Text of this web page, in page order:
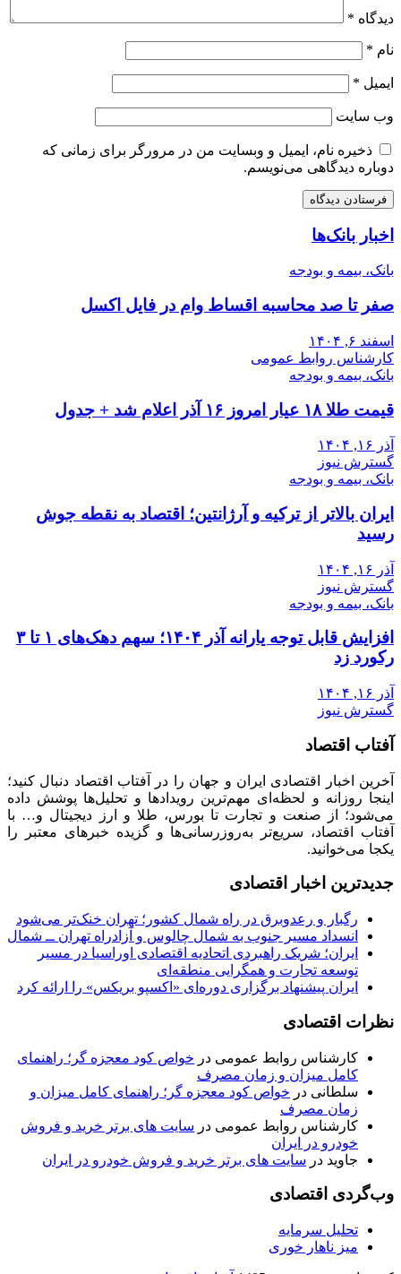
دیدگاه *
نام *
ایمیل *
وب‌ سایت
ذخیره نام، ایمیل و وبسایت من در مرورگر برای زمانی که
دوباره دیدگاهی می‌نویسم.
اخبار بانک‌ها
بانک، بیمه و بودجه
صفر تا صد محاسبه اقساط وام در فایل اکسل
اسفند ۶, ۱۴۰۴
کارشناس روابط عمومی
بانک، بیمه و بودجه
قیمت طلا ۱۸ عیار امروز ۱۶ آذر اعلام شد + جدول
آذر ۱۶, ۱۴۰۴
گسترش نیوز
بانک، بیمه و بودجه
ایران بالاتر از ترکیه و آرژانتین؛ اقتصاد به نقطه جوش
رسید
آذر ۱۶, ۱۴۰۴
گسترش نیوز
بانک، بیمه و بودجه
افزایش قابل توجه یارانه آذر ۱۴۰۴؛ سهم دهک‌های ۱ تا ۳
رکورد زد
آذر ۱۶, ۱۴۰۴
گسترش نیوز
آفتاب اقتصاد
آخرین اخبار اقتصادی ایران و جهان را در آفتاب اقتصاد دنبال کنید؛
اینجا روزانه و لحظه‌ای مهم‌ترین رویدادها و تحلیل‌ها پوشش داده
می‌شود؛ از صنعت و تجارت تا بورس، طلا و ارز دیجیتال و… با
آفتاب اقتصاد، سریع‌تر به‌روزرسانی‌ها و گزیده خبرهای معتبر را
یکجا می‌خوانید.
جدیدترین اخبار اقتصادی
رگبار و رعدوبرق در راه شمال کشور؛ تهران خنک‌تر می‌شود
انسداد مسیر جنوب به شمال چالوس و آزادراه تهران ــ شمال
ایران؛ شریک راهبردی اتحادیه اقتصادی اوراسیا در مسیر
توسعه تجارت و همگرایی منطقه‌ای
ایران پیشنهاد برگزاری دوره‌ای «اکسپو بریکس» را ارائه کرد
نظرات اقتصادی
کارشناس روابط عمومی در خواص کود معجزه گر؛ راهنمای
کامل میزان و زمان مصرف
سلطانی در خواص کود معجزه گر؛ راهنمای کامل میزان و
زمان مصرف
کارشناس روابط عمومی در سایت های برتر خرید و فروش
خودرو در ایران
جاوید در سایت های برتر خرید و فروش خودرو در ایران
وب‌گردی اقتصادی
تحلیل سرمایه
میز ناهار خوری